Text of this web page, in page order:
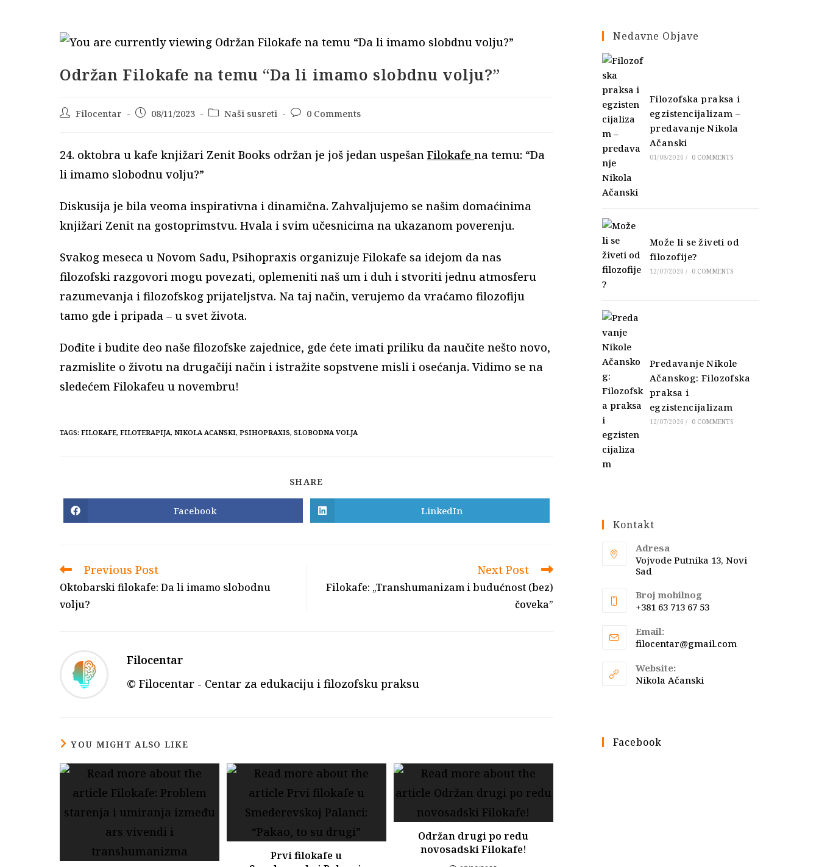
Održan Filokafe na temu “Da li imamo slobdnu volju?”
PostFilocentar
Post08/11/2023
PostNaši susreti
Post0 Comments
24. oktobra u kafe knjižari Zenit Books održan je još jedan uspešan Filokafe na temu: “Da
li imamo slobodnu volju?”
Diskusija je bila veoma inspirativna i dinamična. Zahvaljujemo se našim domaćinima
knjižari Zenit na gostoprimstvu. Hvala i svim učesnicima na ukazanom poverenju.
Svakog meseca u Novom Sadu, Psihopraxis organizuje Filokafe sa idejom da nas
filozofski razgovori mogu povezati, oplemeniti naš um i duh i stvoriti jednu atmosferu
razumevanja i filozofskog prijateljstva. Na taj način, verujemo da vraćamo filozofiju
tamo gde i pripada – u svet života.
Dođite i budite deo naše filozofske zajednice, gde ćete imati priliku da naučite nešto novo,
razmislite o životu na drugačiji način i istražite sopstvene misli i osećanja. Vidimo se na
sledećem Filokafeu u novembru!
TAGS: FILOKAFE, FILOTERAPIJA, NIKOLA ACANSKI, PSIHOPRAXIS, SLOBODNA VOLJA
SHARE
CONTENT
Opens
in
Facebook Opens
in
LinkedIn
Read
more
articles
Previous Post
Oktobarski filokafe: Da li imamo slobodnu
volju?
Next Post
Filokafe: „Transhumanizam i budućnost (bez)
čoveka”
Filocentar
© Filocentar - Centar za edukaciju i filozofsku praksu
YOU MIGHT ALSO LIKE
Prvi filokafe u
Održan drugi po redu
novosadski Filokafe!
Nedavne Objave
Filozofska praksa i
egzistencijalizam –
predavanje Nikola
Ačanski
01/08/2026 / 0 COMMENTS
Može li se živeti od
filozofije?
12/07/2026 / 0 COMMENTS
Predavanje Nikole
Ačanskog: Filozofska
praksa i
egzistencijalizam
12/07/2026 / 0 COMMENTS
Kontakt
Adresa
Vojvode Putnika 13, Novi
Sad
Broj mobilnog
+381 63 713 67 53
Email:
filocentar@gmail.comOpens
Website:
Nikola Ačanski
Facebook